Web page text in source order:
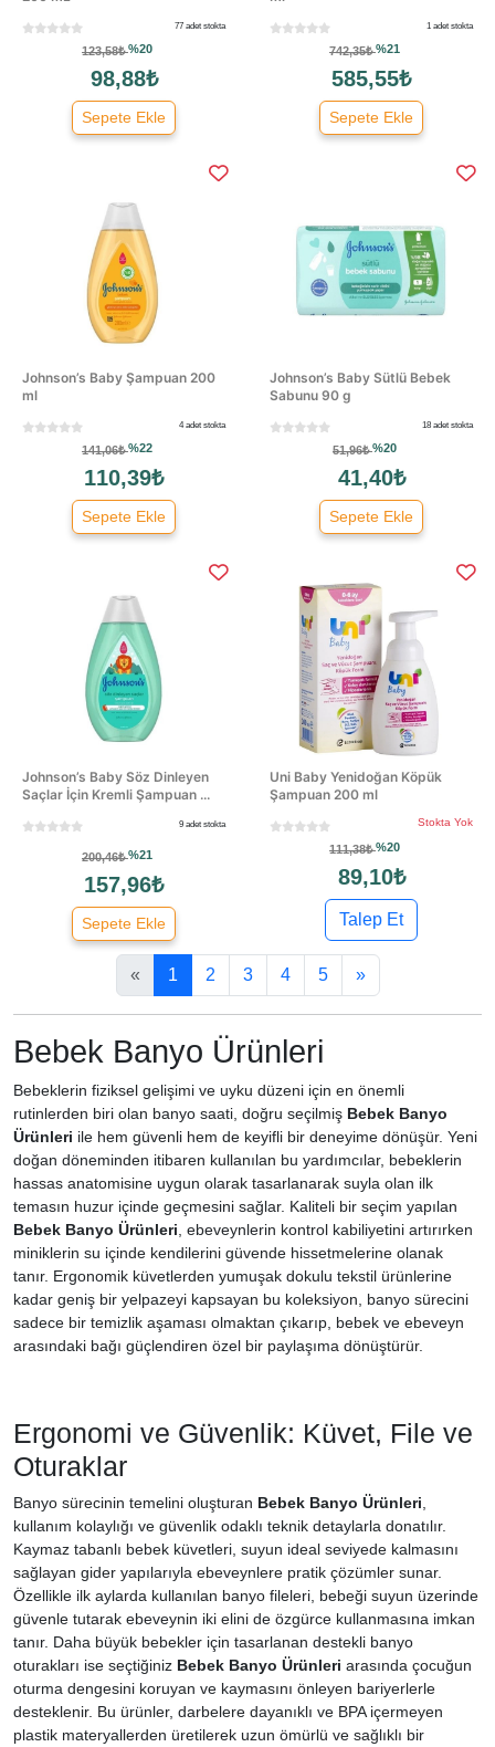
77 adet stokta
123,58₺%20
98,88₺
Sepete Ekle
1 adet stokta
742,35₺%21
585,55₺
Sepete Ekle
Johnson’s Baby Şampuan 200
ml
4 adet stokta
141,06₺%22
110,39₺
Sepete Ekle
Johnson’s Baby Sütlü Bebek
Sabunu 90 g
18 adet stokta
51,96₺%20
41,40₺
Sepete Ekle
Johnson’s Baby Söz Dinleyen
Saçlar İçin Kremli Şampuan ...
9 adet stokta
200,46₺%21
157,96₺
Sepete Ekle
Uni Baby Yenidoğan Köpük
Şampuan 200 ml
Stokta Yok
111,38₺%20
89,10₺
Talep Et
« 1 2 3 4 5 »
Bebek Banyo Ürünleri
Bebeklerin fiziksel gelişimi ve uyku düzeni için en önemli
rutinlerden biri olan banyo saati, doğru seçilmiş Bebek Banyo
Ürünleri ile hem güvenli hem de keyifli bir deneyime dönüşür. Yeni
doğan döneminden itibaren kullanılan bu yardımcılar, bebeklerin
hassas anatomisine uygun olarak tasarlanarak suyla olan ilk
temasın huzur içinde geçmesini sağlar. Kaliteli bir seçim yapılan
Bebek Banyo Ürünleri , ebeveynlerin kontrol kabiliyetini artırırken
miniklerin su içinde kendilerini güvende hissetmelerine olanak
tanır. Ergonomik küvetlerden yumuşak dokulu tekstil ürünlerine
kadar geniş bir yelpazeyi kapsayan bu koleksiyon, banyo sürecini
sadece bir temizlik aşaması olmaktan çıkarıp, bebek ve ebeveyn
arasındaki bağı güçlendiren özel bir paylaşıma dönüştürür.
Ergonomi ve Güvenlik: Küvet, File ve
Oturaklar
Banyo sürecinin temelini oluşturan Bebek Banyo Ürünleri
kullanım kolaylığı ve güvenlik odaklı teknik detaylarla donatılır.
Kaymaz tabanlı bebek küvetleri, suyun ideal seviyede kalmasını
sağlayan gider yapılarıyla ebeveynlere pratik çözümler sunar.
Özellikle ilk aylarda kullanılan banyo fileleri, bebeği suyun üzerinde
güvenle tutarak ebeveynin iki elini de özgürce kullanmasına imkan
tanır. Daha büyük bebekler için tasarlanan destekli banyo
oturakları ise seçtiğiniz Bebek Banyo Ürünleri arasında çocuğun
oturma dengesini koruyan ve kaymasını önleyen bariyerlerle
desteklenir. Bu ürünler, darbelere dayanıklı ve BPA içermeyen
plastik materyallerden üretilerek uzun ömürlü ve sağlıklı bir